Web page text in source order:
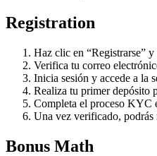
Registration
Haz clic en “Registrarse”
Verifica tu correo
Inicia sesión y accede a la
Realiza tu primer depósito
Completa el proceso KYC
Una vez verificado, podrás
Bonus Math